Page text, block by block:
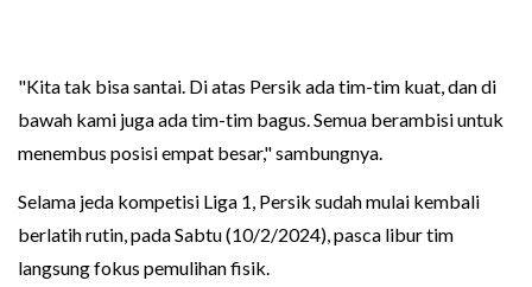
"Kita tak bisa santai. Di atas Persik ada tim-tim kuat, dan di
bawah kami juga ada tim-tim bagus. Semua berambisi untuk
menembus posisi empat besar," sambungnya.
Selama jeda kompetisi Liga 1, Persik sudah mulai kembali
berlatih rutin, pada Sabtu (10/2/2024), pasca libur tim
langsung fokus pemulihan fisik.